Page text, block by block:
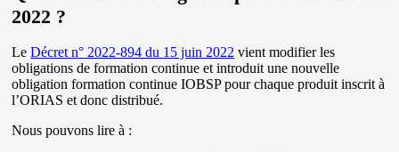
2022 ?
LeDécret n° 2022-894 du 15 juin 2022 vient modifier les
obligations de formation continue et introduit une nouvelle
obligation formation continue IOBSP pour chaque produit inscrit à
l’ORIAS et donc distribué.
Nous pouvons lire à :